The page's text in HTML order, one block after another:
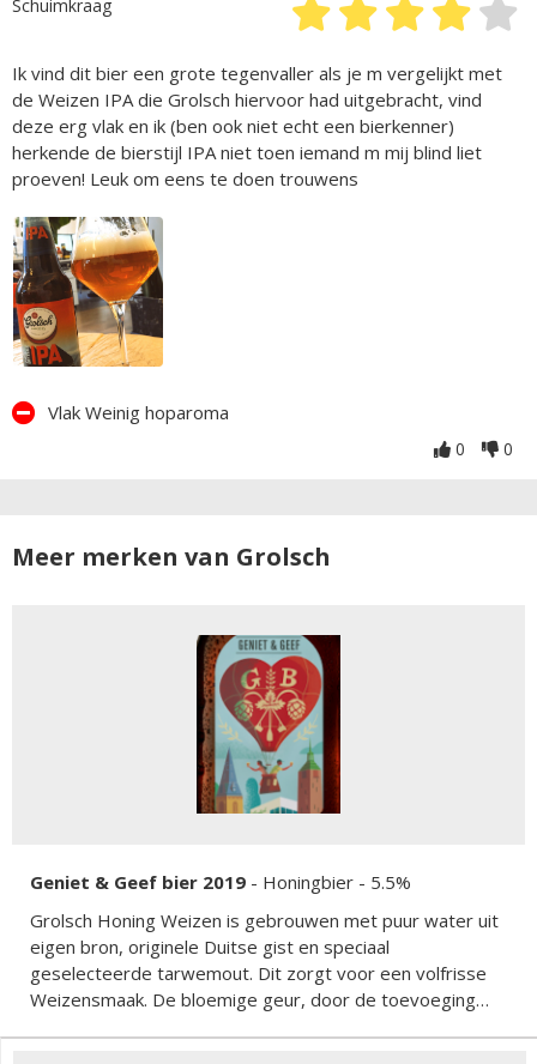
Schuimkraag
Ik vind dit bier een grote tegenvaller als je m vergelijkt met
de Weizen IPA die Grolsch hiervoor had uitgebracht, vind
deze erg vlak en ik (ben ook niet echt een bierkenner)
herkende de bierstijl IPA niet toen iemand m mij blind liet
proeven! Leuk om eens te doen trouwens
Vlak Weinig hoparoma
0 0
Meer merken van Grolsch
Geniet & Geef bier 2019 - Honingbier - 5.5%
Grolsch Honing Weizen is gebrouwen met puur water uit
eigen bron, originele Duitse gist en speciaal
geselecteerde tarwemout. Dit zorgt voor een volfrisse
Weizensmaak. De bloemige geur, door de toevoeging